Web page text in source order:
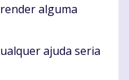
alguma
ajuda seria